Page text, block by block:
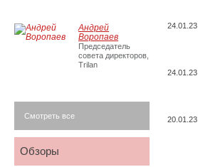
24.01.23
24.01.23
20.01.23
Андрей
Воропаев
Председатель
совета директоров,
Trilan
Смотреть все
Обзоры